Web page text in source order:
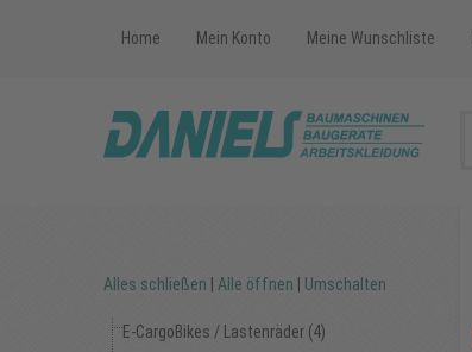
Home Mein Konto Meine Wunschliste
Alles schließen Alle öffnen Umschalten
E-CargoBikes / Lastenräder (4)